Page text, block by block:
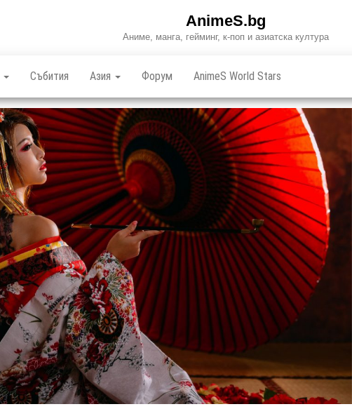
AnimeS.bg
Аниме, манга, гейминг, к-поп и азиатска култура
Събития Азия Форум AnimeS World Stars